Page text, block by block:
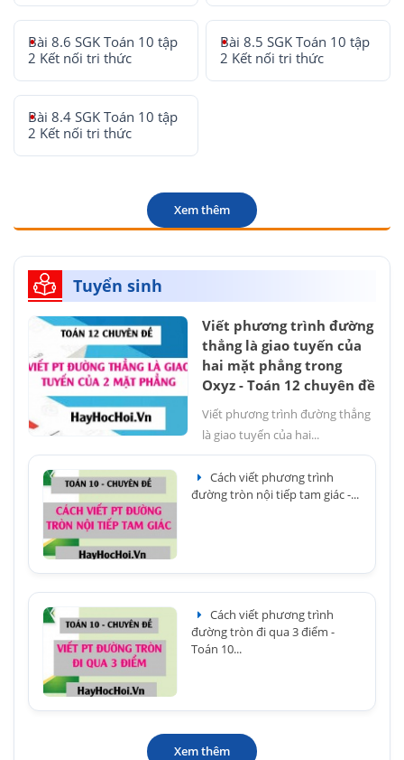
Bài 8.6 SGK Toán 10 tập
2 Kết nối tri thức
Bài 8.5 SGK Toán 10 tập
2 Kết nối tri thức
Bài 8.4 SGK Toán 10 tập
2 Kết nối tri thức
Xem thêm
Tuyển sinh
Viết phương trình đường
thẳng là giao tuyến của
hai mặt phẳng trong
Oxyz - Toán 12 chuyên đề
Viết phương trình đường thẳng
là giao tuyến của hai...
Cách viết phương trình
đường tròn nội tiếp tam giác -...
Cách viết phương trình
đường tròn đi qua 3 điểm -
Toán 10...
Xem thêm